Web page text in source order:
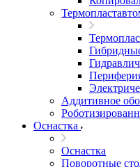
Аддитивное
Оснастка
Оснастка
Поворотные